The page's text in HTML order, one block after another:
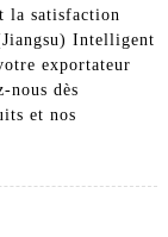
la satisfaction
Intelligent
exportateur
nous dès
et nos